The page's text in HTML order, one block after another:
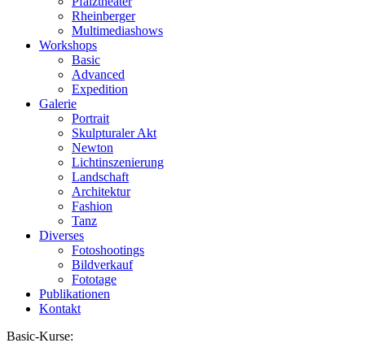
Rheinberger
Multimediashows
Workshops
Basic
Advanced
Expedition
Galerie
Portrait
Skulpturaler Akt
Newton
Lichtinszenierung
Landschaft
Architektur
Fashion
Tanz
Diverses
Fotoshootings
Bildverkauf
Fototage
Publikationen
Kontakt
Basic-Kurse: